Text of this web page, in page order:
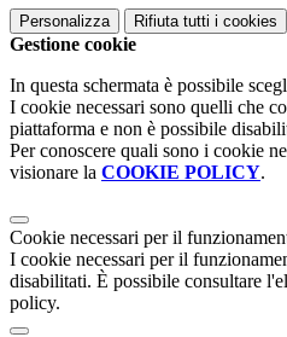
Personalizza Rifiuta tutti i cookies
Gestione cookie
In questa schermata è possibile
I cookie necessari sono quelli che
piattaforma e non è possibile
Per conoscere quali sono i cookie
visionare la COOKIE POLICY.
Cookie necessari per il
I cookie necessari per il
disabilitati. È possibile consultare
policy.